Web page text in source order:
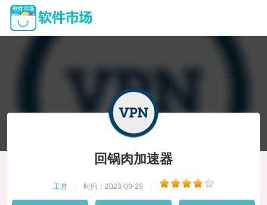
回锅肉加速器
工具 时间：2023-09-29